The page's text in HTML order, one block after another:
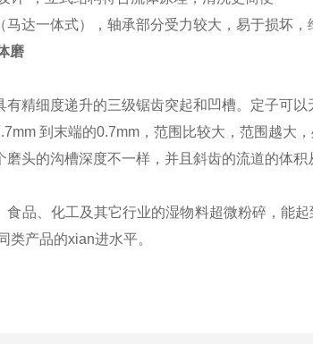
马达一体式），轴承部分受力较大，易于损坏，
磨
精细度递升的三级锯齿突起和凹槽。定子可以
到末端的0.7mm，范围比较大，范围越大，
头的沟槽深度不一样，并且斜齿的流道的体积
食品、化工及其它行业的湿物料超微粉碎，能
类产品的xian进水平。